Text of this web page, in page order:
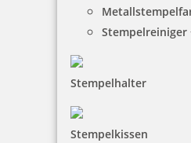
Stempelreiniger
Stempelhalter
Stempelkissen
HINWEISE